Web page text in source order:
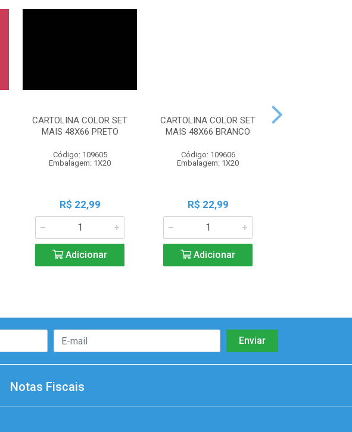
CARTOLINA COLOR SET
MAIS 48X66 PRETO
Código: 109605
Embalagem: 1X20
R$ 22,99
Adicionar
CARTOLINA COLOR SET
MAIS 48X66 BRANCO
Código: 109606
Embalagem: 1X20
R$ 22,99
Adicionar
Notas Fiscais